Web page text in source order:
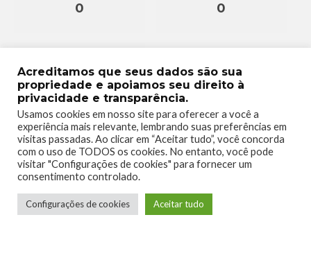
0 0
0
Acreditamos que seus dados são sua
propriedade e apoiamos seu direito à
privacidade e transparência.
Usamos cookies em nosso site para oferecer a você a
experiência mais relevante, lembrando suas preferências em
visitas passadas. Ao clicar em “Aceitar tudo”, você concorda
com o uso de TODOS os cookies. No entanto, você pode
visitar "Configurações de cookies" para fornecer um
consentimento controlado.
Configurações de cookies Aceitar tudo